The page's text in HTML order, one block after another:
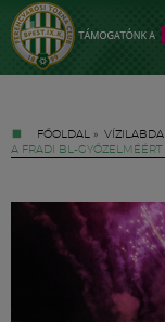
FŐOLDAL » VÍZILABDA
A FRADI BL-GYŐZELMÉÉRT